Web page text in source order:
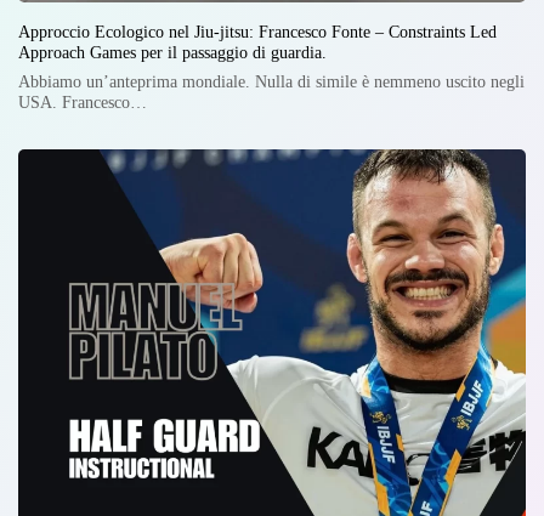
Approccio Ecologico nel Jiu-jitsu: Francesco Fonte – Constraints Led
Approach Games per il passaggio di guardia.
Abbiamo un’anteprima mondiale. Nulla di simile è nemmeno uscito negli
USA. Francesco…